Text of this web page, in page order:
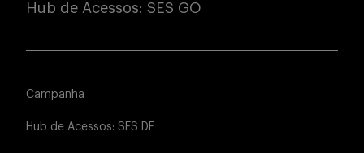
Hub de Acessos: SES GO
Campanha
Hub de Acessos: SES DF